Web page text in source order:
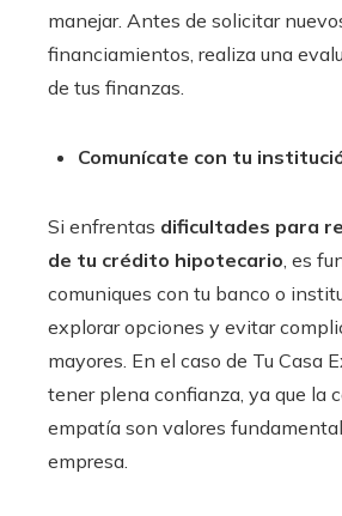
manejar. Antes de solicitar
financiamientos, realiza una
de tus finanzas.
Comunícate con tu
Si enfrentas dificultades para
de tu crédito hipotecario , es
comuniques con tu banco o
explorar opciones y evitar
mayores. En el caso de Tu Casa
tener plena confianza, ya que la
empatía son valores
empresa.